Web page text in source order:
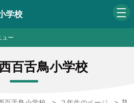
学校
ュー
百舌鳥小学校